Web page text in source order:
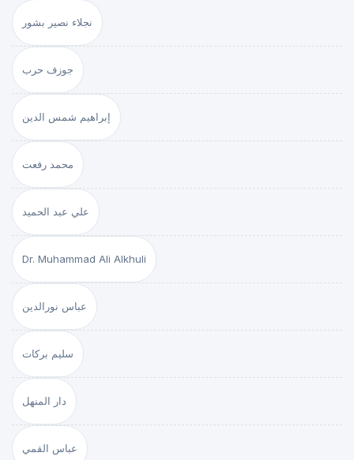
نجلاء نصير بشور
جوزف حرب
إبراهيم شمس الدين
محمد رفعت
علي عبد الحميد
Dr. Muhammad Ali Alkhuli
عباس نورالدين
سليم بركات
دار المنهل
عباس القمي